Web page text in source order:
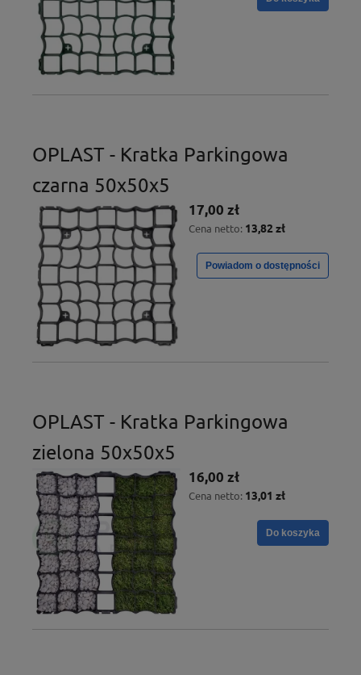
OPLAST - Kratka Parkingowa
czarna 50x50x5
17,00 zł
Cena netto: 13,82 zł
Powiadom o dostępności
OPLAST - Kratka Parkingowa
zielona 50x50x5
16,00 zł
Cena netto: 13,01 zł
Do koszyka